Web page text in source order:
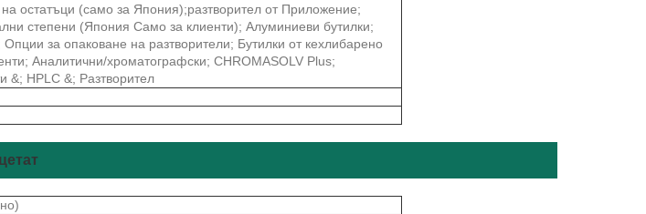
остатъци (само за Япония);разтворител от Приложение;
степени (Япония Само за клиенти); Алуминиеви бутилки;
Опции за опаковане на разтворители; Бутилки от кехлибарено
Аналитични/хроматографски; CHROMASOLV Plus;
&; HPLC &; Разтворител